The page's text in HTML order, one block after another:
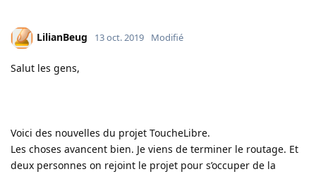
LilianBeug 13 oct. 2019 Modifié
Salut les gens,
Voici des nouvelles du projet ToucheLibre.
Les choses avancent bien. Je viens de terminer le routage. Et
deux personnes on rejoint le projet pour s’occuper de la